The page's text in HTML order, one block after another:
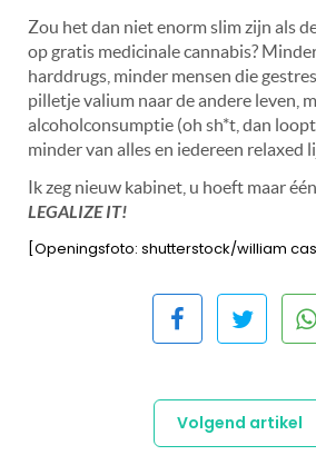
Zou het dan niet enorm slim zijn als
op gratis medicinale cannabis?
harddrugs, minder mensen die
pilletje valium naar de andere leven,
alcoholconsumptie (oh sh*t, dan loopt
minder van alles en iedereen relaxed
Ik zeg nieuw kabinet, u hoeft maar
LEGALIZE IT!
[Openingsfoto: shutterstock/william
Volgend artikel